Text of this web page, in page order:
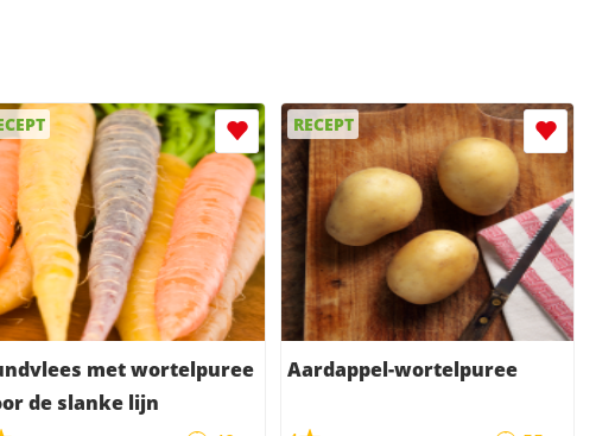
met wortelpuree
de slanke lijn
RECEPT
Aardappel-wortelpuree